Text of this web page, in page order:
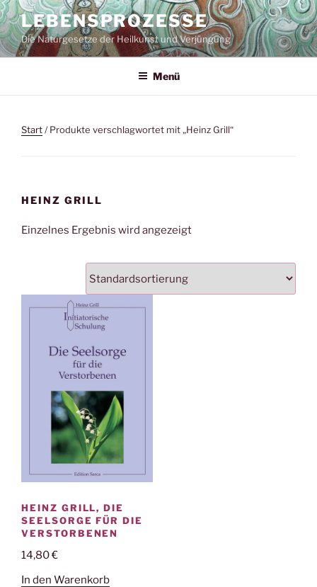
Zum
Inhalt
springen
LEBENSPROZESSE
Die Naturgesetze der Heilkunst und Verjüngung
Menü
Start/ Produkte verschlagwortet mit „Heinz Grill“
HEINZ GRILL
Einzelnes Ergebnis wird angezeigt
HEINZ GRILL, DIE
SEELSORGE FÜR DIE
VERSTORBENEN
14,80€
In den Warenkorb